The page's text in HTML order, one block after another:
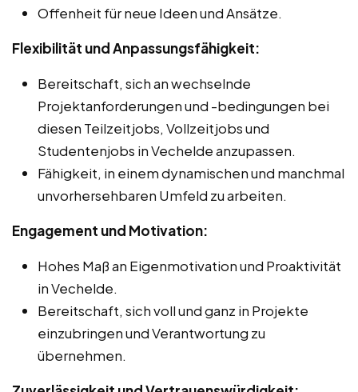
Offenheit für neue Ideen und Ansätze.
Flexibilität und Anpassungsfähigkeit:
Bereitschaft, sich an wechselnde
Projektanforderungen und -bedingungen bei
diesen Teilzeitjobs, Vollzeitjobs und
Studentenjobs in Vechelde anzupassen.
Fähigkeit, in einem dynamischen und manchmal
unvorhersehbaren Umfeld zu arbeiten.
Engagement und Motivation:
Hohes Maß an Eigenmotivation und Proaktivität
in Vechelde.
Bereitschaft, sich voll und ganz in Projekte
einzubringen und Verantwortung zu
übernehmen.